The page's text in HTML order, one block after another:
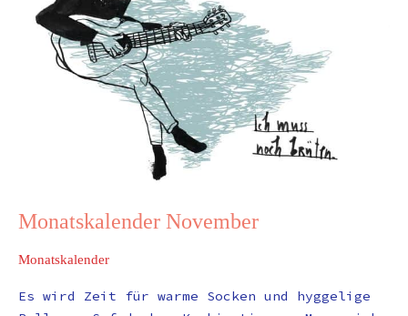
Monatskalender November
Monatskalender
Es wird Zeit für warme Socken und hyggelige